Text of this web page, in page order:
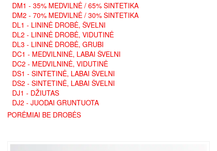
DM1 - 35% MEDVILNĖ / 65% SINTETIKA
DM2 - 70% MEDVILNĖ / 30% SINTETIKA
DL1 - LININĖ DROBĖ, ŠVELNI
DL2 - LININĖ DROBĖ, VIDUTINĖ
DL3 - LININĖ DROBĖ, GRUBI
DC1 - MEDVILNINĖ, LABAI ŠVELNI
DC2 - MEDVILNINĖ, VIDUTINĖ
DS1 - SINTETINĖ, LABAI ŠVELNI
DS2 - SINTETINĖ, LABAI ŠVELNI
DJ1 - DŽIUTAS
DJ2 - JUODAI GRUNTUOTA
PORĖMIAI BE DROBĖS